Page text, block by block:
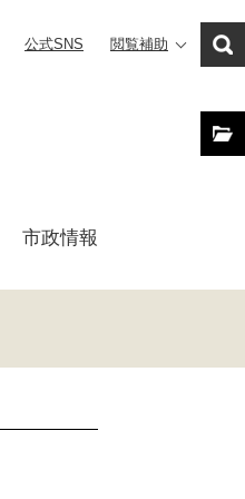
公式SNS 閲覧補助
市政情報